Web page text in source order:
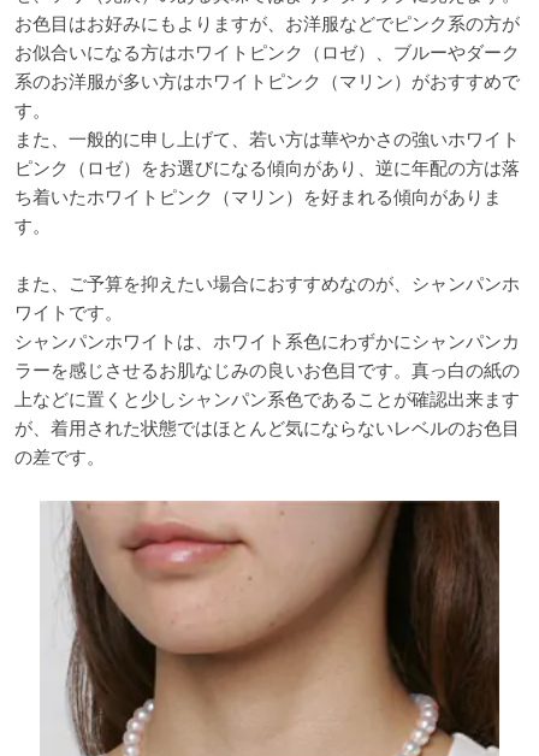
お色目はお好みにもよりますが、お洋服などでピンク系の方が
お似合いになる方はホワイトピンク（ロゼ）、ブルーやダーク
系のお洋服が多い方はホワイトピンク（マリン）がおすすめで
す。
また、一般的に申し上げて、若い方は華やかさの強いホワイト
ピンク（ロゼ）をお選びになる傾向があり、逆に年配の方は落
ち着いたホワイトピンク（マリン）を好まれる傾向がありま
す。
また、ご予算を抑えたい場合におすすめなのが、シャンパンホ
ワイトです。
シャンパンホワイトは、ホワイト系色にわずかにシャンパンカ
ラーを感じさせるお肌なじみの良いお色目です。真っ白の紙の
上などに置くと少しシャンパン系色であることが確認出来ます
が、着用された状態ではほとんど気にならないレベルのお色目
の差です。